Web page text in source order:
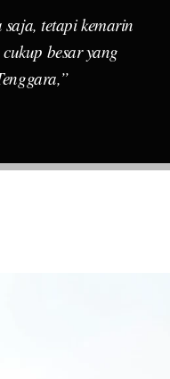
tetapi kemarin
besar yang